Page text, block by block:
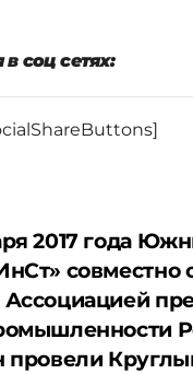
соц сетях:
2017 года
совместно
провели